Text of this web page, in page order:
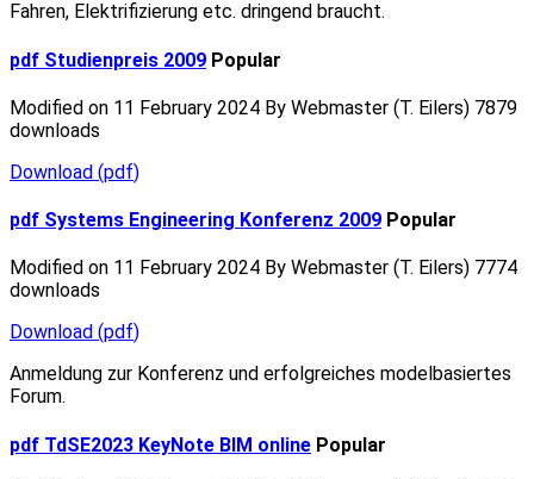
Fahren, Elektrifizierung etc. dringend braucht.
pdf Studienpreis 2009 Popular
Modified on 11 February 2024 By Webmaster (T. Eilers) 7879
downloads
Download (pdf)
pdf Systems Engineering Konferenz 2009 Popular
Modified on 11 February 2024 By Webmaster (T. Eilers) 7774
downloads
Download (pdf)
Anmeldung zur Konferenz und erfolgreiches modelbasiertes
Forum.
pdf TdSE2023 KeyNote BIM online Popular